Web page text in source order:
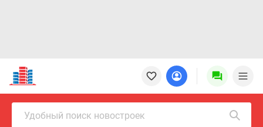
Новостройки
Квартиры
Ипотека
Новостройки
МосквыУдобный поиск новостроек